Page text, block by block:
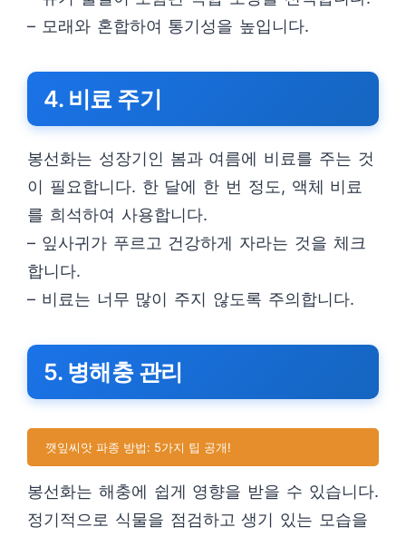
– 모래와 혼합하여 통기성을 높입니다.
4. 비료 주기
봉선화는 성장기인 봄과 여름에 비료를 주는 것
이 필요합니다. 한 달에 한 번 정도, 액체 비료
를 희석하여 사용합니다.
– 잎사귀가 푸르고 건강하게 자라는 것을 체크
합니다.
– 비료는 너무 많이 주지 않도록 주의합니다.
5. 병해충 관리
깻잎씨앗 파종 방법: 5가지 팁 공개!
봉선화는 해충에 쉽게 영향을 받을 수 있습니다.
정기적으로 식물을 점검하고 생기 있는 모습을